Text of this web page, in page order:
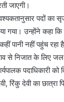
जाएगी।
पदों का
गया। उन्होंने कहा
पानी नहीं पहुंच
से निजात के लिए
पदाधिकारी
देवी का छात्रा